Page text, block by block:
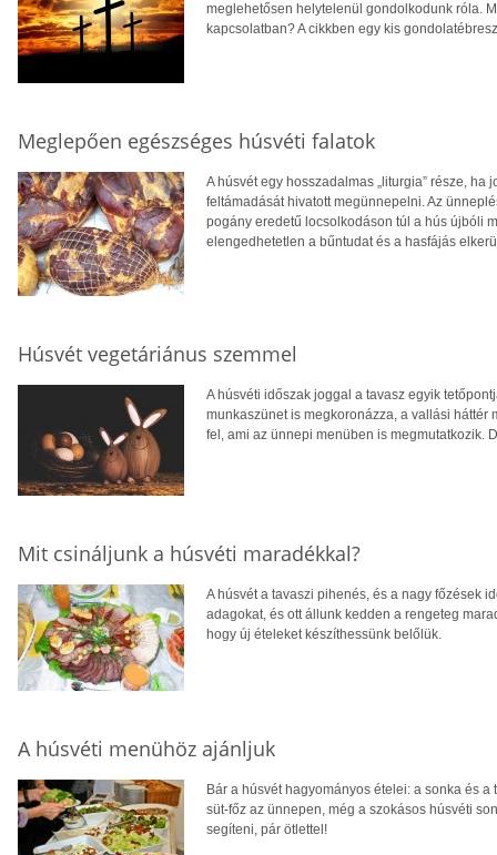
meglehetősen helytelenül gondolkodunk róla.
kapcsolatban? A cikkben egy kis
Meglepően egészséges húsvéti falatok
A húsvét egy hosszadalmas „liturgia” része,
feltámadását hivatott megünnepelni. Az
pogány eredetű locsolkodáson túl a hús újbóli
elengedhetetlen a bűntudat és a hasfájás
Húsvét vegetáriánus szemmel
A húsvéti időszak joggal a tavasz egyik
munkaszünet is megkoronázza, a vallási háttér
fel, ami az ünnepi menüben is megmutatkozik.
Mit csináljunk a húsvéti maradékkal?
A húsvét a tavaszi pihenés, és a nagy főzések
adagokat, és ott állunk kedden a rengeteg
hogy új ételeket készíthessünk belőlük.
A húsvéti menühöz ajánljuk
Bár a húsvét hagyományos ételei: a sonka és
süt-főz az ünnepen, még a szokásos húsvéti
segíteni, pár ötlettel!